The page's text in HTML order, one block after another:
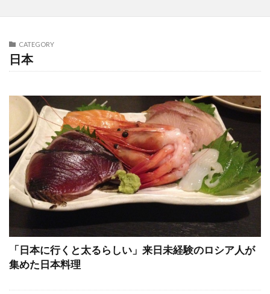
CATEGORY
日本
「日本に行くと太るらしい」来日未経験のロシア人が
集めた日本料理